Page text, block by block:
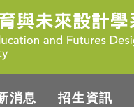
消息 招生資訊